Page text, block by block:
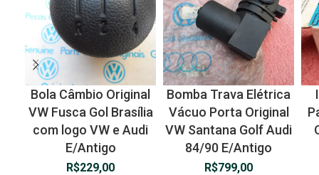
Bola Câmbio Original
VW Fusca Gol Brasília
com logo VW e Audi
E/Antigo
R$229,00
Bomba Trava Elétrica
Vácuo Porta Original
VW Santana Golf Audi
84/90 E/Antigo
R$799,00